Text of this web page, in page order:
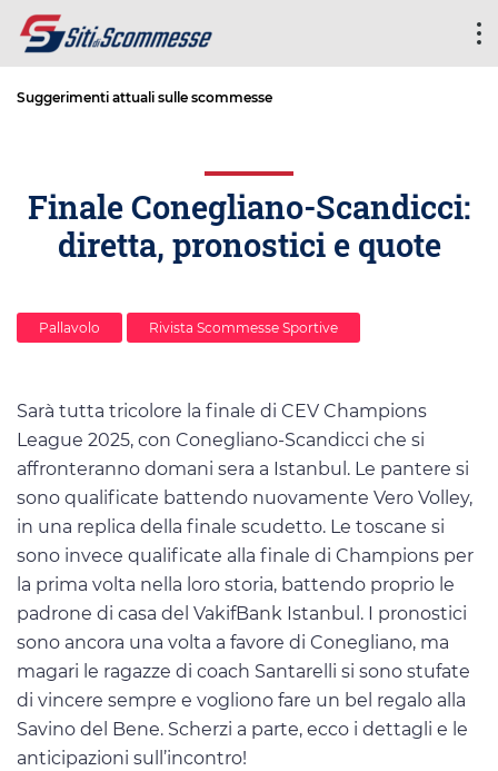
Suggerimenti attuali sulle scommesse
Finale Conegliano-Scandicci:
diretta, pronostici e quote
Pallavolo Rivista Scommesse Sportive
Sarà tutta tricolore la finale di CEV Champions
League 2025, con Conegliano-Scandicci che si
affronteranno domani sera a Istanbul. Le pantere si
sono qualificate battendo nuovamente Vero Volley,
in una replica della finale scudetto. Le toscane si
sono invece qualificate alla finale di Champions per
la prima volta nella loro storia, battendo proprio le
padrone di casa del VakifBank Istanbul. I pronostici
sono ancora una volta a favore di Conegliano, ma
magari le ragazze di coach Santarelli si sono stufate
di vincere sempre e vogliono fare un bel regalo alla
Savino del Bene. Scherzi a parte, ecco i dettagli e le
anticipazioni sull’incontro!